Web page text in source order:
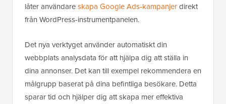
låter användareskapa Google Ads-kampanjerdirekt
från WordPress-instrumentpanelen.
Det nya verktyget använder automatiskt din
webbplats analysdata för att hjälpa dig att ställa in
dina annonser. Det kan till exempel rekommendera en
målgrupp baserat på dina befintliga besökare. Detta
sparar tid och hjälper dig att skapa mer effektiva